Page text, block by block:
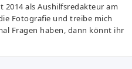
2014 als Aushilfsredakteur am
Fotografie und treibe mich
Fragen haben, dann könnt ihr